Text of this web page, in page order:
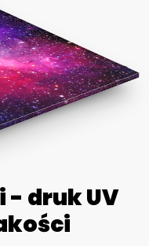
- druk UV